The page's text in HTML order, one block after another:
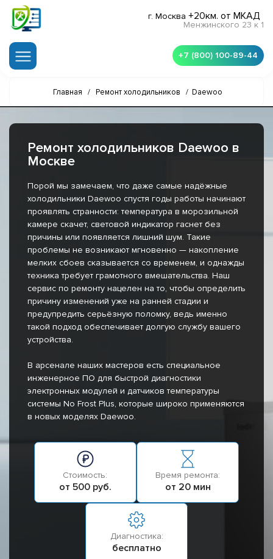
г. Москва +20км. от МКАД
Менжинского 23 к 1
+7 (800) 100-89-44
Главная / Ремонт холодильников / Daewoo
Ремонт холодильников Daewoo в
Москве
Порой мы замечаем, что даже самые надёжные
холодильники Daewoo спустя годы работы начинают
проявлять странности: температура в морозильной
камере скачет, световой индикатор гаснет без
причины или появляется лишний шум. Такие
проблемы не возникают мгновенно — накопление
мелких сбоев сказывается со временем, и однажды
техника требует грамотного вмешательства. Наш
сервис по ремонту нацелен на то, чтобы определить
причину изменений уже на ранней стадии и
предупредить серьёзную поломку, ведь именно
такой подход обеспечивает долгую службу вашего
устройства.
В арсенале наших мастеров есть специальное
инженерное ПО для быстрой диагностики
электронных модулей и датчиков температуры
системы No Frost Plus, которые широко применяются
в новых моделях Daewoo.
Стоимость:
от 500 руб.
Время ремонта:
от 20 мин
Диагностика:
бесплатно